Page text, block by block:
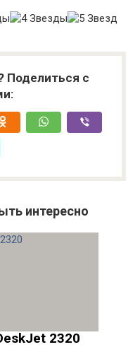
Поделиться с
интересно
2320